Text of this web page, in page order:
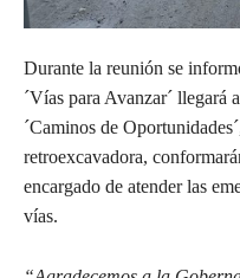
Durante la reunión se
´Vías para Avanzar´ llegará
´Caminos de
retroexcavadora,
encargado de atender las
vías.